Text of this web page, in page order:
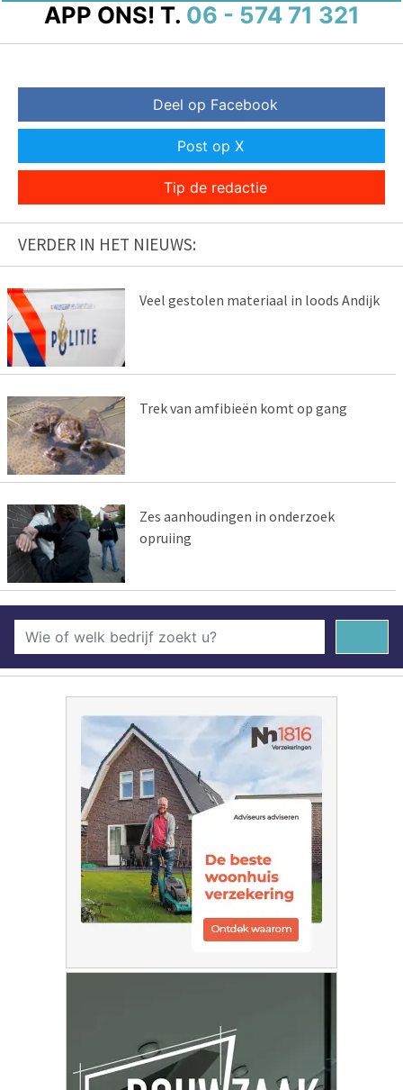
APP ONS! T. 06 - 574 71 321
Deel op Facebook
Post op X
Tip de redactie
VERDER IN HET NIEUWS:
Veel gestolen materiaal in loods Andijk
Trek van amfibieën komt op gang
Zes aanhoudingen in onderzoek
opruiing